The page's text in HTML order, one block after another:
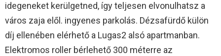
idegeneket kerülgetned, így teljesen elvonulhatsz a
város zaja elől. ingyenes parkolás. Dézsafürdő külön
díj ellenében elérhető a Lugas2 alsó apartmanban.
Elektromos roller bérlehető 300 méterre az